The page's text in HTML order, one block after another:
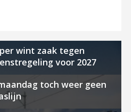
wint zaak tegen
voor 2027
toch weer geen